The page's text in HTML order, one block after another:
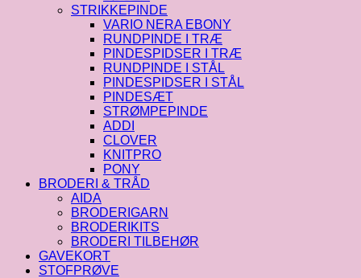
STRIKKEPINDE
VARIO NERA EBONY
RUNDPINDE I TRÆ
PINDESPIDSER I TRÆ
RUNDPINDE I STÅL
PINDESPIDSER I STÅL
PINDESÆT
STRØMPEPINDE
ADDI
CLOVER
KNITPRO
PONY
BRODERI & TRÅD
AIDA
BRODERIGARN
BRODERIKITS
BRODERI TILBEHØR
GAVEKORT
STOFPRØVE